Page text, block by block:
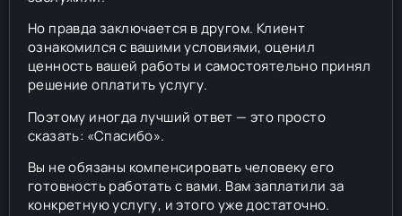
Но правда заключается в другом. Клиент
ознакомился с вашими условиями, оценил
ценность вашей работы и самостоятельно принял
решение оплатить услугу.
Поэтому иногда лучший ответ — это просто
сказать: «Спасибо».
Вы не обязаны компенсировать человеку его
готовность работать с вами. Вам заплатили за
конкретную услугу, и этого уже достаточно.